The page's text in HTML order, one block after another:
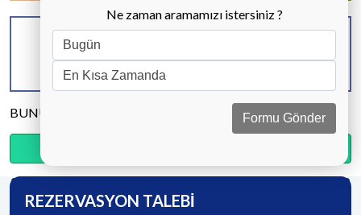
KAPASİTE
5 KİŞİ
BANYO & WC
2 ADET
YATAK ODASI
BUNU PAYLAŞ
REZERVASYON TALEBİ
Ne zaman aramamızı istersiniz ?
Formu Gönder